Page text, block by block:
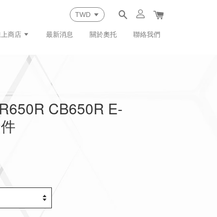
商店 最新消息 關於奧托 聯絡我們
CB650R E-